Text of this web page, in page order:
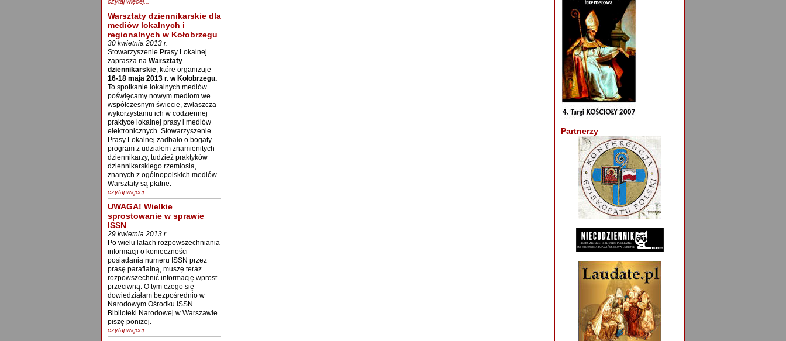
Warsztaty dziennikarskie dla
mediów lokalnych i
regionalnych w Kołobrzegu
30 kwietnia 2013 r.
Stowarzyszenie Prasy Lokalnej
zaprasza na Warsztaty
dziennikarskie , które organizuje
16-18 maja 2013 r. w Kołobrzegu.
To spotkanie lokalnych mediów
poświęcamy nowym mediom we
współczesnym świecie, zwłaszcza
wykorzystaniu ich w codziennej
praktyce lokalnej prasy i mediów
elektronicznych. Stowarzyszenie
Prasy Lokalnej zadbało o bogaty
program z udziałem znamienitych
dziennikarzy, tudzież praktyków
dziennikarskiego rzemiosła,
znanych z ogólnopolskich mediów.
Warsztaty są płatne.
czytaj więcej...
UWAGA! Wielkie
sprostowanie w sprawie
ISSN
29 kwietnia 2013 r.
Po wielu latach rozpowszechniania
informacji o konieczności
posiadania numeru ISSN przez
prasę parafialną, muszę teraz
rozpowszechnić informację wprost
przeciwną. O tym czego się
dowiedziałam bezpośrednio w
Narodowym Ośrodku ISSN
Biblioteki Narodowej w Warszawie
piszę poniżej.
czytaj więcej...
Partnerzy